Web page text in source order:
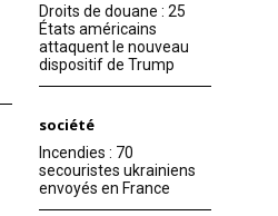
Droits de douane : 25
États américains
attaquent le nouveau
dispositif de Trump
société
Incendies : 70
secouristes ukrainiens
envoyés en France